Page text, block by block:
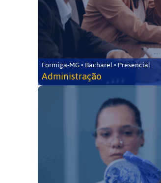
Formiga-MG • Bacharel • Presencial
Administração